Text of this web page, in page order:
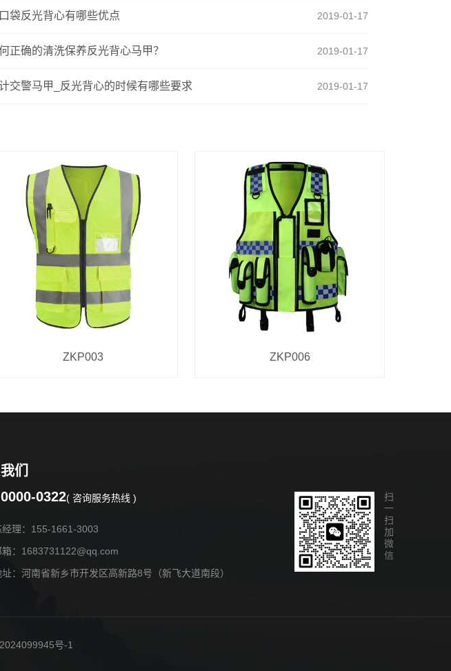
2019-01-17
袋反光背心有哪些优点
2019-01-17
正确的清洗保养反光背心马甲？
2019-01-17
交警马甲_反光背心的时候有哪些要求
ZKP003 ZKP006
们
0322( 咨询服务热线 )
经理：155-1661-3003
箱：1683731122@qq.com
址：河南省新乡市开发区高新路8号（新飞大道南段）
扫一扫加微信
号-1